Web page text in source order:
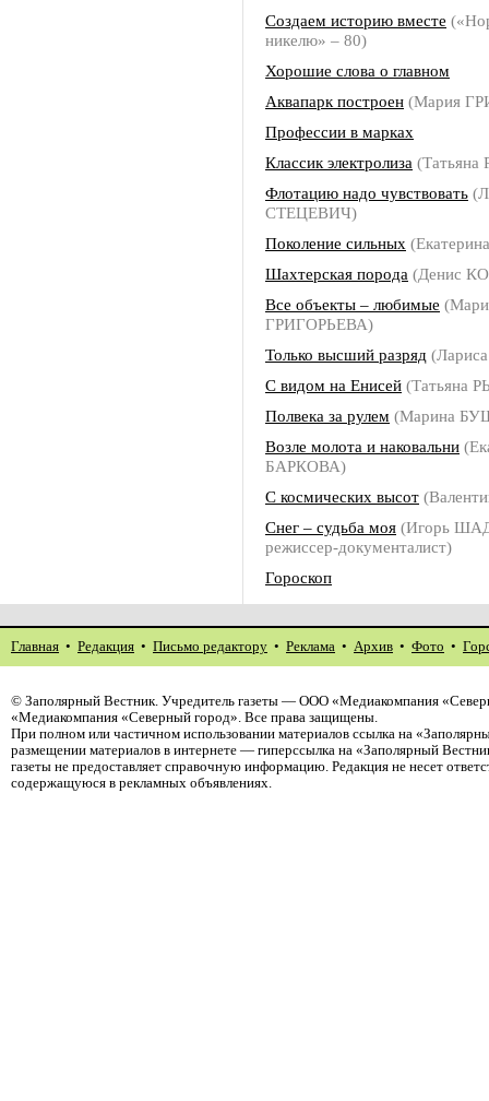
Создаем историю вместе
никелю» – 80)
Хорошие слова о главном
Аквапарк построен (Мария
Профессии в марках
Классик электролиза
Флотацию надо чувствовать
СТЕЦЕВИЧ)
Поколение сильных
Шахтерская порода (Денис
Все объекты – любимые
ГРИГОРЬЕВА)
Только высший разряд
С видом на Енисей (Татьяна
Полвека за рулем (Марина
Возле молота и наковальни
БАРКОВА)
С космических высот
Снег – судьба моя (Игорь
режиссер-документалист)
Гороскоп
Главная • Редакция • Письмо редактору • Реклама • Архив • Фото •
© Заполярный Вестник. Учредитель газеты — ООО «Медиакомпания
«Медиакомпания «Северный город». Все права защищены.
При полном или частичном использовании материалов ссылка на
размещении материалов в интернете — гиперссылка на «Заполярный
газеты не предоставляет справочную информацию. Редакция не несет
содержащуюся в рекламных объявлениях.